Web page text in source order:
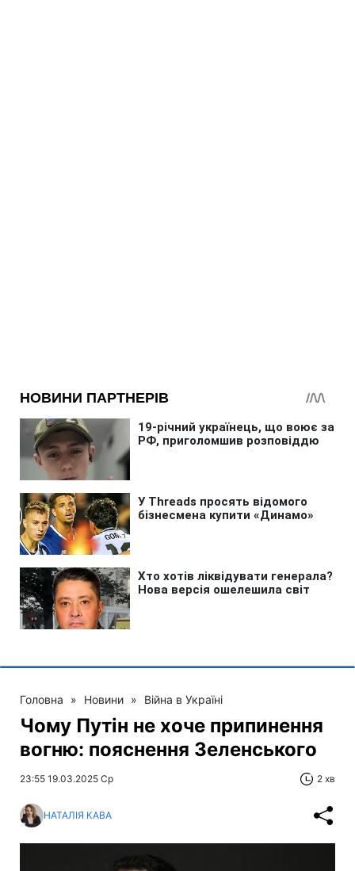
Головна » Новини » Війна в Україні
Чому Путін не хоче припинення
вогню: пояснення Зеленського
23:55 19.03.2025 Ср 2 хв
НАТАЛІЯ КАВА